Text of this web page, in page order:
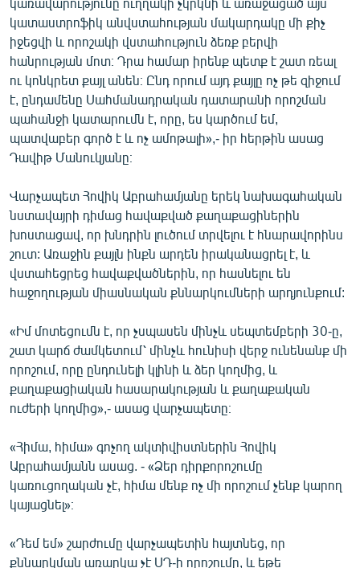
կատաստրոֆիկ անվստահության մակարդակը մի քիչ
իջեցվի և որոշակի վստահություն ձեռք բերվի
հանրության մոտ։ Դրա համար իրենք պետք է շատ ռեալ
ու կոնկրետ քայլ անեն։ Ընդ որում այդ քայլը ոչ թե զիջում
է, ընդամենը Սահմանադրական դատարանի որոշման
պահանջի կատարումն է, որը, ես կարծում եմ,
պատվաբեր գործ է և ոչ ամոթալի»,- իր հերթին ասաց
Դավիթ Մանուկյանը։
Վարչապետ Հովիկ Աբրահամյանը երեկ նախագահական
նստավայրի դիմաց հավաքված քաղաքացիներին
խոստացավ, որ խնդրին լուծում տրվելու է հնարավորինս
շուտ: Առաջին քայլն ինքն արդեն իրականացրել է, և
վստահեցրեց հավաքվածներին, որ հասնելու են
հաջողության միասնական քննարկումների արդյունքում:
«Իմ մոտեցումն է, որ չսպասեն մինչև սեպտեմբերի 30-ը,
շատ կարճ ժամկետում՝ մինչև հունիսի վերջ ունենանք մի
որոշում, որը ընդունելի կլինի և ձեր կողմից, և
քաղաքացիական հասարակության և քաղաքական
ուժերի կողմից»,- ասաց վարչապետը։
«Հիմա, հիմա» գոչող ակտիվիստներին Հովիկ
Աբրահամյանն ասաց. - «Ձեր դիրքորոշումը
կառուցողական չէ, հիմա մենք ոչ մի որոշում չենք կարող
կայացնել»։
«Դեմ եմ» շարժումը վարչապետին հայտնեց, որ
քննարկման առարկա չէ ՍԴ-ի որոշումը, և եթե